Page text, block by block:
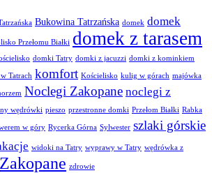
Bukowina Tatrzańska domek domek
Przełomu Białki domek z tarasem
domki Tatry domki z jacuzzi domki z kominkiem
Tatrach komfort Kościelisko kulig w górach majówka
Noclegi Zakopane noclegi z
wędrówki pieszo przestronne domki Przełom Białki Rabka
w góry Rycerka Górna Sylwester szlaki górskie
widoki na Tatry wyprawy w Tatry wędrówka z
Zakopane zdrowie